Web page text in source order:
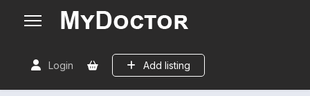
Login Add listing